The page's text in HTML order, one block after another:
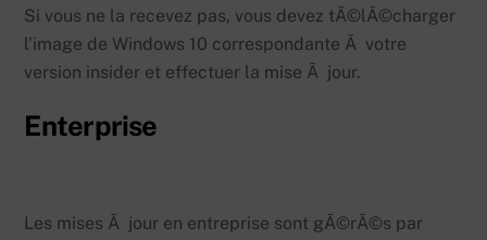
Si vous ne la recevez pas, vous devez tÃ©lÃ©charger
l’image de Windows 10 correspondante Ã votre
version insider et effectuer la mise Ã jour.
Enterprise
Les mises Ã jour en entreprise sont gÃ©rÃ©s par